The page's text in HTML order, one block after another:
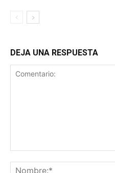
DEJA UNA RESPUESTA